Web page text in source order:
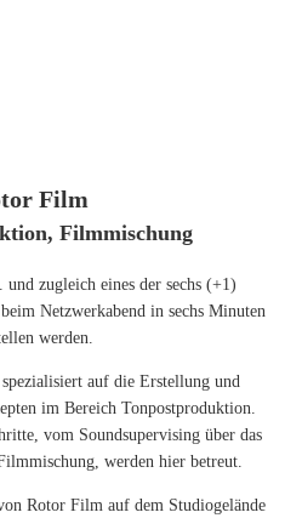
Film
Filmmischung
und zugleich eines der sechs (+1)
Netzwerkabend in sechs Minuten
werden.
auf die Erstellung und
im Bereich Tonpostproduktion.
vom Soundsupervising über das
werden hier betreut.
Rotor Film auf dem Studiogelände